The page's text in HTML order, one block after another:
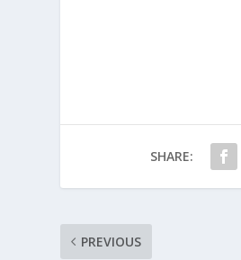
SHARE:
PREVIOUS